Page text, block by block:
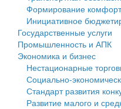
Государственные услуги
Промышленность и АПК
Экономика и бизнес
Символика
Устав
Гостям округа
Туризм
муниципального округа
Администрация
Тверской области
Управление сельскими
Финансовое управление
Бюджет для граждан
Имущество
Выявление
Формирование
Инициативное
Государственные услуги
Промышленность и АПК
Экономика и бизнес
Нестационарные
Социально-
Стандарт развития
Развитие малого и